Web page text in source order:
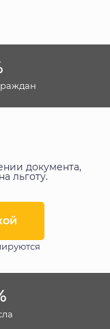
документа,
льготу.